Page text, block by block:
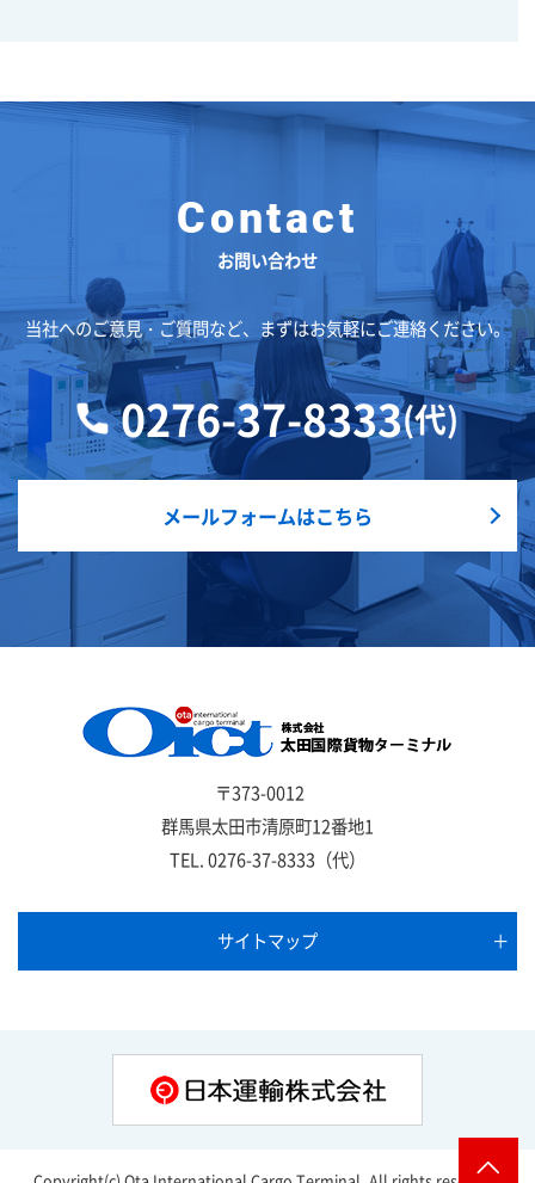
お問い合わせ
当社へのご意見・ご質問など、まずはお気軽にご連絡ください。
0276-37-8333(代)
メールフォームはこちら
〒373-0012
群馬県太田市清原町12番地1
TEL.0276-37-8333 （代）
サイトマップ